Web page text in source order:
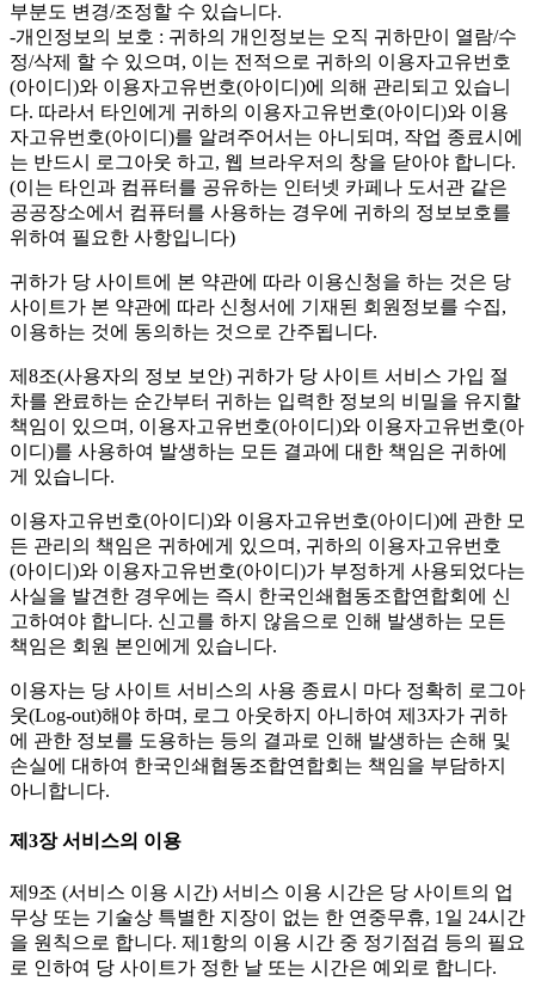
부분도 변경/조정할 수 있습니다.
-개인정보의 보호 : 귀하의 개인정보는 오직 귀하만이 열람/수
정/삭제 할 수 있으며, 이는 전적으로 귀하의 이용자고유번호
(아이디)와 이용자고유번호(아이디)에 의해 관리되고 있습니
다. 따라서 타인에게 귀하의 이용자고유번호(아이디)와 이용
자고유번호(아이디)를 알려주어서는 아니되며, 작업 종료시에
는 반드시 로그아웃 하고, 웹 브라우저의 창을 닫아야 합니다.
(이는 타인과 컴퓨터를 공유하는 인터넷 카페나 도서관 같은
공공장소에서 컴퓨터를 사용하는 경우에 귀하의 정보보호를
위하여 필요한 사항입니다)
귀하가 당 사이트에 본 약관에 따라 이용신청을 하는 것은 당
사이트가 본 약관에 따라 신청서에 기재된 회원정보를 수집,
이용하는 것에 동의하는 것으로 간주됩니다.
제8조(사용자의 정보 보안) 귀하가 당 사이트 서비스 가입 절
차를 완료하는 순간부터 귀하는 입력한 정보의 비밀을 유지할
책임이 있으며, 이용자고유번호(아이디)와 이용자고유번호(아
이디)를 사용하여 발생하는 모든 결과에 대한 책임은 귀하에
게 있습니다.
이용자고유번호(아이디)와 이용자고유번호(아이디)에 관한 모
든 관리의 책임은 귀하에게 있으며, 귀하의 이용자고유번호
(아이디)와 이용자고유번호(아이디)가 부정하게 사용되었다는
사실을 발견한 경우에는 즉시 한국인쇄협동조합연합회에 신
고하여야 합니다. 신고를 하지 않음으로 인해 발생하는 모든
책임은 회원 본인에게 있습니다.
이용자는 당 사이트 서비스의 사용 종료시 마다 정확히 로그아
웃(Log-out)해야 하며, 로그 아웃하지 아니하여 제3자가 귀하
에 관한 정보를 도용하는 등의 결과로 인해 발생하는 손해 및
손실에 대하여 한국인쇄협동조합연합회는 책임을 부담하지
아니합니다.
제3장 서비스의 이용
제9조 (서비스 이용 시간) 서비스 이용 시간은 당 사이트의 업
무상 또는 기술상 특별한 지장이 없는 한 연중무휴, 1일 24시간
을 원칙으로 합니다. 제1항의 이용 시간 중 정기점검 등의 필요
로 인하여 당 사이트가 정한 날 또는 시간은 예외로 합니다.